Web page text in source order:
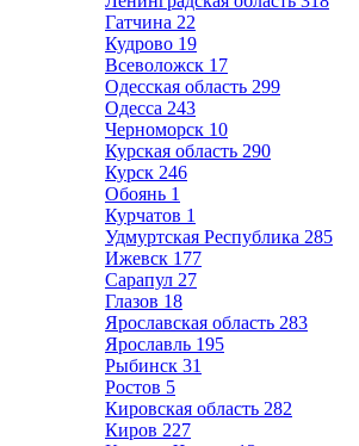
Гатчина 22
Кудрово 19
Всеволожск 17
Одесская область 299
Одесса 243
Черноморск 10
Курская область 290
Курск 246
Обоянь 1
Курчатов 1
Удмуртская Республика 285
Ижевск 177
Сарапул 27
Глазов 18
Ярославская область 283
Ярославль 195
Рыбинск 31
Ростов 5
Кировская область 282
Киров 227